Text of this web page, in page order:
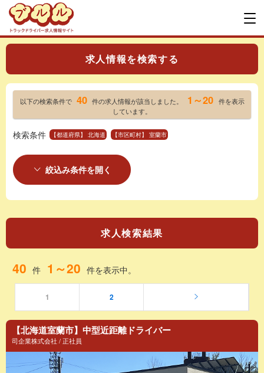
求人情報を検索する
以下の検索条件で 40 件の求人情報が該当しました。 1～20 件を表示
しています。
検索条件 【都道府県】 北海道 【市区町村】 室蘭市
絞込み条件を開く
求人検索結果
40 件 1～20 件を表示中。
1 2
【北海道室蘭市】中型近距離ドライバー
司企業株式会社 / 正社員